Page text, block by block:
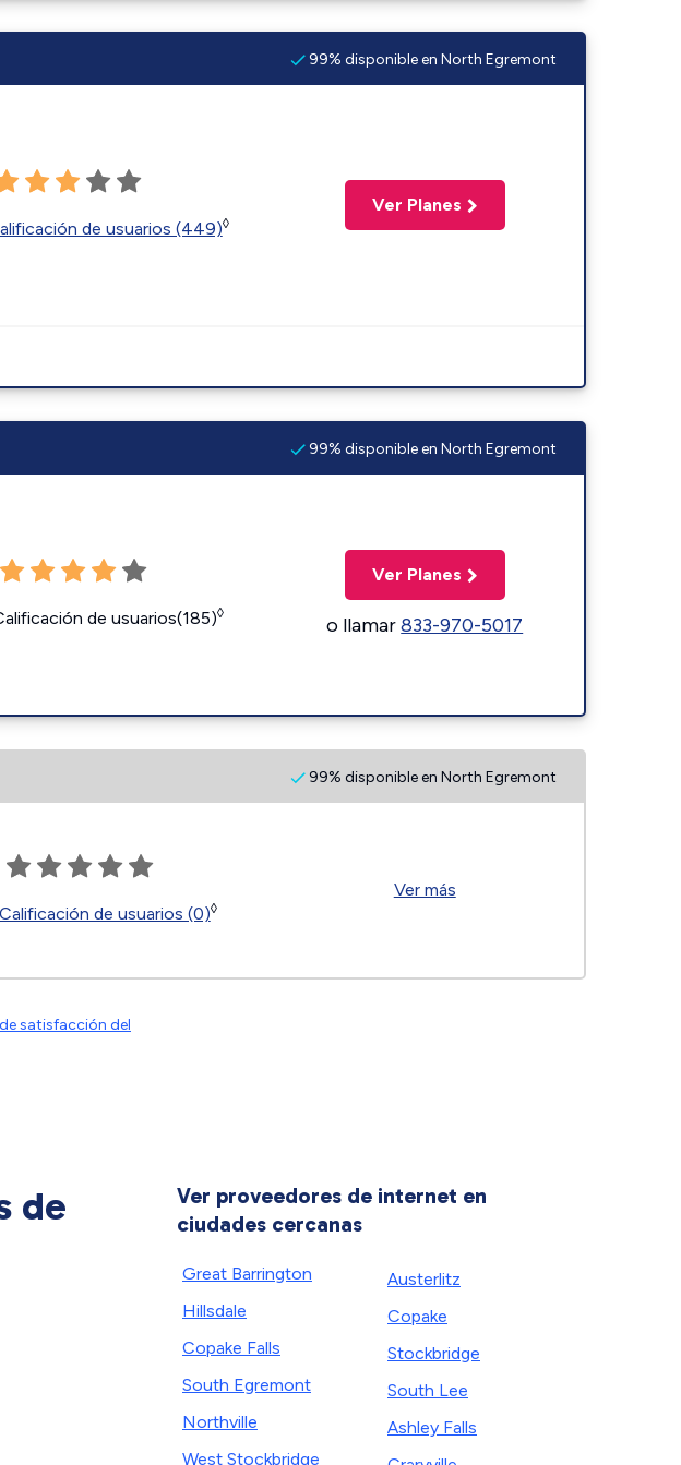
99% disponible en North Egremont
de usuarios (449)◊
Ver Planes
99% disponible en North Egremont
de usuarios(185)◊
Ver Planes
o llamar833-970-5017
99% disponible en North Egremont
Calificación de usuarios (0)◊
Ver más
satisfacción del
de
Ver proveedores de internet en
ciudades cercanas
Great Barrington
Hillsdale
Copake Falls
South Egremont
Northville
West Stockbridge
Austerlitz
Copake
Stockbridge
South Lee
Ashley Falls